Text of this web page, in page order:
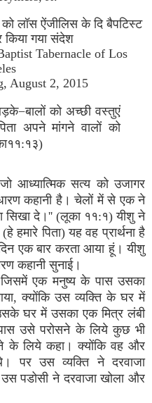
लॉस ऐंजीलिस के दि बैपटिस्ट
गया संदेश
Tabernacle of Los
August 2, 2015
को अच्छी वस्तुएं
अपने मांगने वालों को
आध्यात्मिक सत्य को उजागर
कहानी है। चेलों में से एक ने
सिखा दे।'' (लूका ११:१) यीशु ने
हमारे पिता) यह वह प्रार्थना है
एक बार करता आया हूं। यीशु
कहानी सुनाई।
एक मनुष्य के पास उसका
क्योंकि उस व्यक्ति के घर में
घर में उसका एक मित्र लंबी
उसे परोसने के लिये कुछ भी
के लिये कहा। क्योंकि वह और
उस व्यक्ति ने दरवाजा
पडोसी ने दरवाजा खोला और